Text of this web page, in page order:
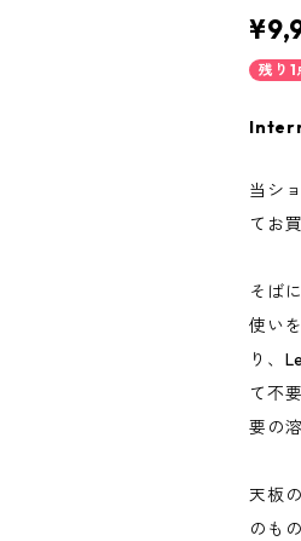
残り1
当シ
てお
そば
使い
り、
て不
要の
天板
のも